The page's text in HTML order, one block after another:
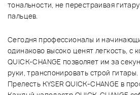
тональности, не перестраивая
пальцев.
Сегодня профессионалы и
одинаково высоко ценят легкость, с
QUICK-CHANGE позволяет им за
руки, транспонировать строй гитары.
Прелесть KYSER QUICK-CHANGE в